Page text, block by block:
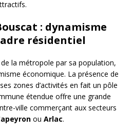
: dynamisme
résidentiel
la métropole par sa population,
économique. La présence de
zones d’activités en fait un pôle
étendue offre une grande
ville commerçant aux secteurs
ou Arlac.